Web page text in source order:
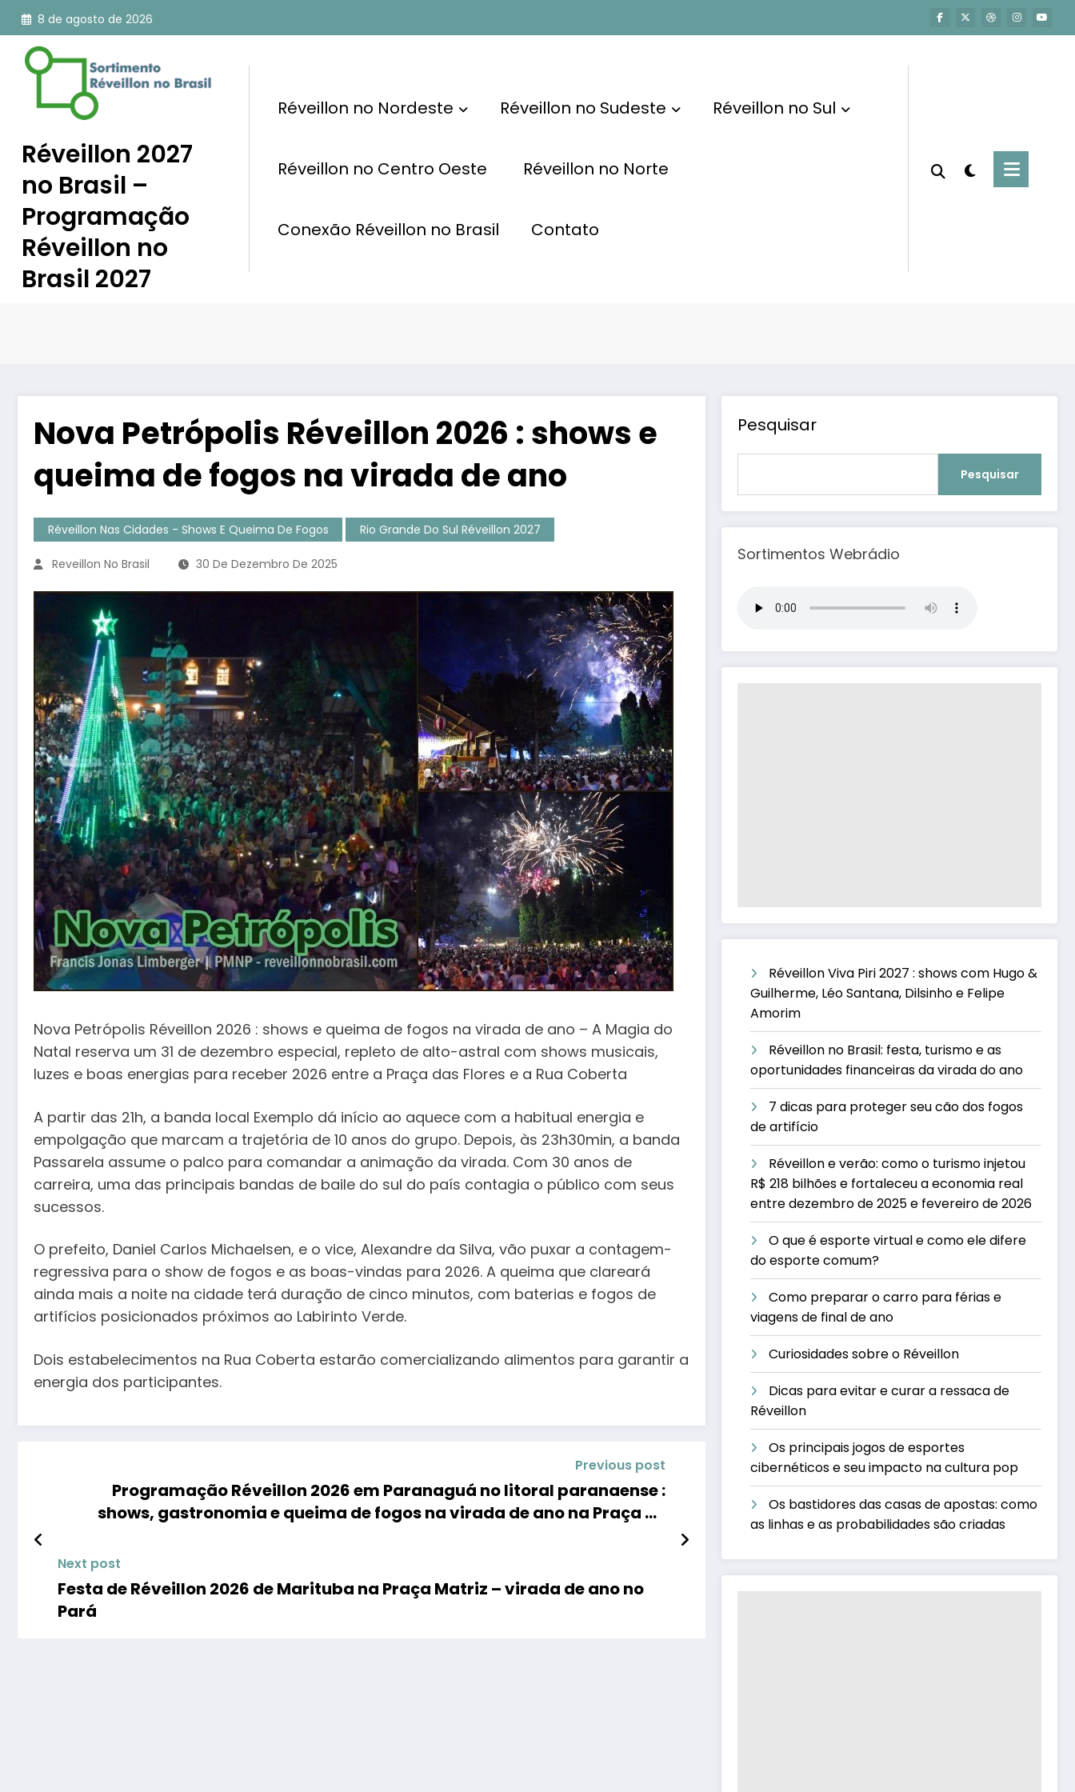
Pular
para
conteúdo
8 de agosto de 2026
Réveillon 2027
no Brasil –
Programação
Réveillon no
Brasil 2027
Réveillon no Nordeste Réveillon no Sudeste Réveillon no Sul
Réveillon no Centro Oeste Réveillon no Norte
Conexão Réveillon no Brasil Contato
Nova Petrópolis Réveillon 2026 : shows e
queima de fogos na virada de ano
Réveillon Nas Cidades - Shows E Queima De Fogos Rio Grande Do Sul Réveillon 2027
Reveillon No Brasil 30 De Dezembro De 2025
Nova Petrópolis Réveillon 2026 : shows e queima de fogos na virada de ano – A Magia do
Natal reserva um 31 de dezembro especial, repleto de alto-astral com shows musicais,
luzes e boas energias para receber 2026 entre a Praça das Flores e a Rua Coberta
A partir das 21h, a banda local Exemplo dá início ao aquece com a habitual energia e
empolgação que marcam a trajetória de 10 anos do grupo. Depois, às 23h30min, a banda
Passarela assume o palco para comandar a animação da virada. Com 30 anos de
carreira, uma das principais bandas de baile do sul do país contagia o público com seus
sucessos.
O prefeito, Daniel Carlos Michaelsen, e o vice, Alexandre da Silva, vão puxar a contagem-
regressiva para o show de fogos e as boas-vindas para 2026. A queima que clareará
ainda mais a noite na cidade terá duração de cinco minutos, com baterias e fogos de
artifícios posicionados próximos ao Labirinto Verde.
Dois estabelecimentos na Rua Coberta estarão comercializando alimentos para garantir a
energia dos participantes.
Previous post
Programação Réveillon 2026 em Paranaguá no litoral paranaense :
shows, gastronomia e queima de fogos na virada de ano na Praça de
Next post
Festa de Réveillon 2026 de Marituba na Praça Matriz – virada de ano no
Pará
Pesquisar
Pesquisar
Sortimentos Webrádio
Réveillon Viva Piri 2027 : shows com Hugo &
Guilherme, Léo Santana, Dilsinho e Felipe
Amorim
Réveillon no Brasil: festa, turismo e as
oportunidades financeiras da virada do ano
7 dicas para proteger seu cão dos fogos
de artifício
Réveillon e verão: como o turismo injetou
R$ 218 bilhões e fortaleceu a economia real
entre dezembro de 2025 e fevereiro de 2026
O que é esporte virtual e como ele difere
do esporte comum?
Como preparar o carro para férias e
viagens de final de ano
Curiosidades sobre o Réveillon
Dicas para evitar e curar a ressaca de
Réveillon
Os principais jogos de esportes
cibernéticos e seu impacto na cultura pop
Os bastidores das casas de apostas: como
as linhas e as probabilidades são criadas